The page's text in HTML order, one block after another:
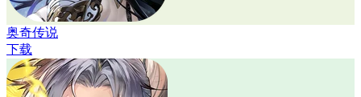
奥奇传说
下载